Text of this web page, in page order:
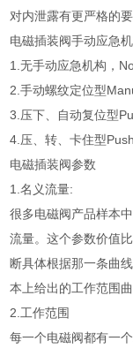
对内泄露有更严格的
电磁插装阀手动应急
1.无手动应急机构，
2.手动螺纹定位型
3.压下、自动复位型
4.压、转、卡住型
电磁插装阀参数
1.名义流量:
很多电磁阀产品样本
流量。这个参数价值
断具体根据那一条曲
本上给出的工作范围曲
2.工作范围
每一个电磁阀都有一